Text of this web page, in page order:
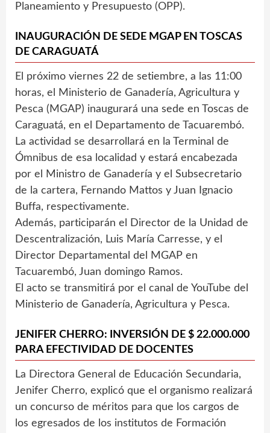
Planeamiento y Presupuesto (OPP).
INAUGURACIÓN DE SEDE MGAP EN TOSCAS
DE CARAGUATÁ
El próximo viernes 22 de setiembre, a las 11:00
horas, el Ministerio de Ganadería, Agricultura y
Pesca (MGAP) inaugurará una sede en Toscas de
Caraguatá, en el Departamento de Tacuarembó.
La actividad se desarrollará en la Terminal de
Ómnibus de esa localidad y estará encabezada
por el Ministro de Ganadería y el Subsecretario
de la cartera, Fernando Mattos y Juan Ignacio
Buffa, respectivamente.
Además, participarán el Director de la Unidad de
Descentralización, Luis María Carresse, y el
Director Departamental del MGAP en
Tacuarembó, Juan domingo Ramos.
El acto se transmitirá por el canal de YouTube del
Ministerio de Ganadería, Agricultura y Pesca.
JENIFER CHERRO: INVERSIÓN DE $ 22.000.000
PARA EFECTIVIDAD DE DOCENTES
La Directora General de Educación Secundaria,
Jenifer Cherro, explicó que el organismo realizará
un concurso de méritos para que los cargos de
los egresados de los institutos de Formación